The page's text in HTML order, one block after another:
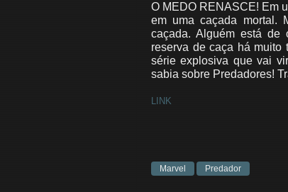
O MEDO RENASCE! Em
em uma caçada mortal.
caçada. Alguém está
reserva de caça há
série explosiva que vai
sabia sobre Predadores!
LINK
Marvel Predador